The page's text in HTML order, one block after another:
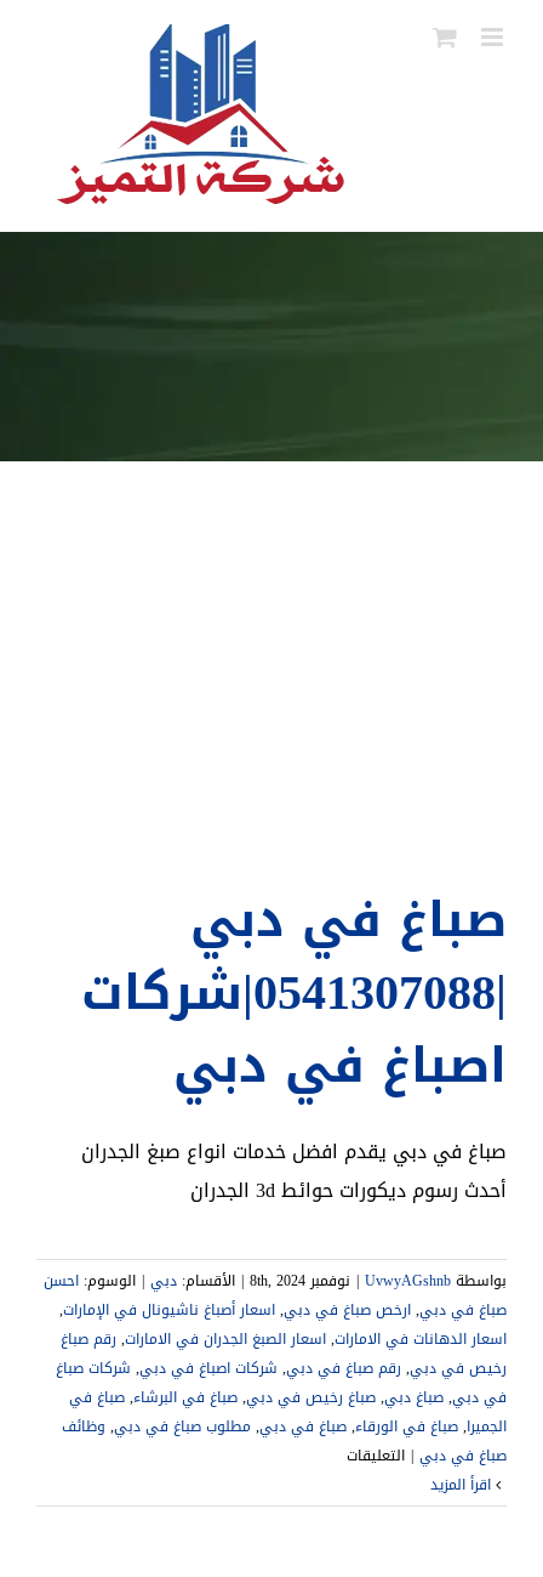
صباغ في دبي
|0541307088|شركات
اصباغ في دبي
صباغ في دبي يقدم افضل خدمات انواع صبغ الجدران
أحدث رسوم ديكورات حوائط 3d الجدران
بواسطةUvwyAGshnb
| نوفمبر 8th, 2024 | الأقسام: دبي | الوسوم: احسن
صباغ في دبي,ارخص صباغ في دبي,اسعار أصباغ ناشيونال في الإمارات,
اسعار الدهانات في الامارات,اسعار الصبغ الجدران في الامارات, رقم صباغ
رخيص في دبي, رقم صباغ في دبي, شركات اصباغ في دبي, شركات صباغ
في دبي,صباغ دبي,صباغ رخيص في دبي,صباغ في البرشاء,صباغ في
الجميرا,صباغ في الورقاء,صباغ في دبي, مطلوب صباغ في دبي, وظائف
صباغ في دبي | التعليقاتعلى
في